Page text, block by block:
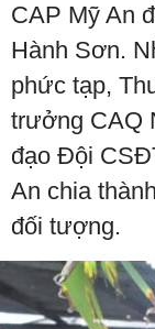
CAP Mỹ An
Hành Sơn.
phức tạp,
trưởng CAQ
đạo Đội
An chia
đối tượng.